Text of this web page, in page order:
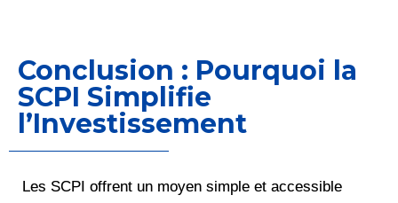
Conclusion : Pourquoi la
SCPI Simplifie
l’Investissement
Les SCPI offrent un moyen simple et accessible